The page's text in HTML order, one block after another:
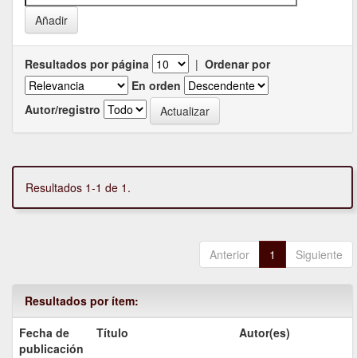
Resultados por página | Ordenar por
En orden
Autor/registro
Resultados 1-1 de 1.
Anterior 1 Siguiente
Resultados por ítem:
Fecha de
publicación
Título Autor(es)